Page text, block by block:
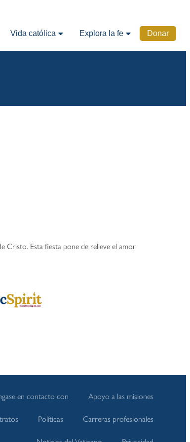
Vida católica Explora la fe Donar
Cristo. Esta fiesta pone de relieve el amor
en contacto con
Apoyo a las misiones
Políticas
Carreras profesionales